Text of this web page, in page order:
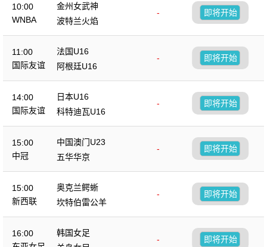
10:00
WNBA
金州女武神
-
波特兰火焰
即将开始
11:00
国际友谊
法国U16
-
阿根廷U16
即将开始
14:00
国际友谊
日本U16
-
科特迪瓦U16
即将开始
15:00
中冠
中国澳门U23
-
五华华京
即将开始
15:00
新西联
奥克兰鳄蜥
-
坎特伯雷公羊
即将开始
16:00
韩国女足
-
即将开始